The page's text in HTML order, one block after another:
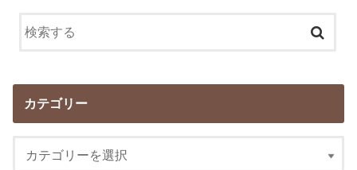
カテゴリー